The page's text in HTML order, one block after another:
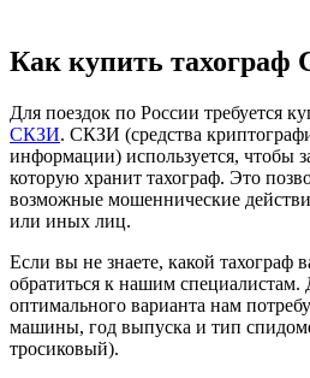
Как купить тахограф
Для поездок по России требуется
СКЗИ. СКЗИ (средства
информации) используется, чтобы
которую хранит тахограф. Это
возможные мошеннические
или иных лиц.
Если вы не знаете, какой тахограф
обратиться к нашим специалистам.
оптимального варианта нам
машины, год выпуска и тип
тросиковый).